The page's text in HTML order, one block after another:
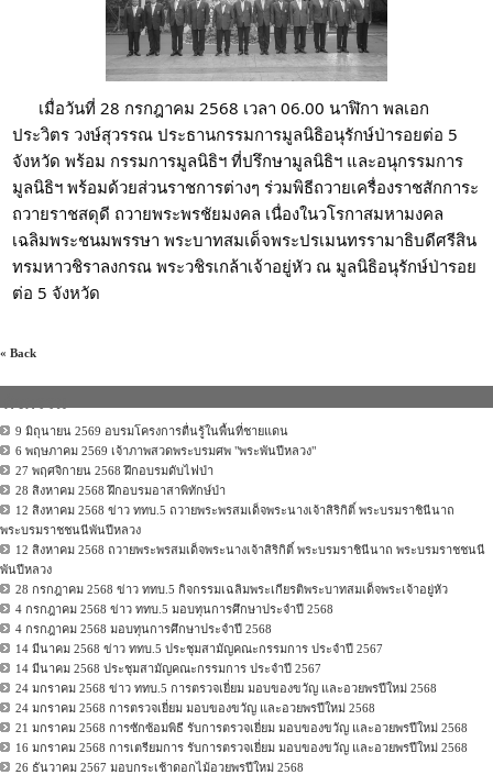
เมื่อวันที่ 28 กรกฎาคม 2568 เวลา 06.00 นาฬิกา พลเอก
ประวิตร วงษ์สุวรรณ ประธานกรรมการมูลนิธิอนุรักษ์ป่ารอยต่อ 5
จังหวัด พร้อม กรรมการมูลนิธิฯ ที่ปรึกษามูลนิธิฯ และอนุกรรมการ
มูลนิธิฯ พร้อมด้วยส่วนราชการต่างๆ ร่วมพิธีถวายเครื่องราชสักการะ
ถวายราชสดุดี ถวายพระพรชัยมงคล เนื่องในวโรกาสมหามงคล
เฉลิมพระชนมพรรษา พระบาทสมเด็จพระปรเมนทรรามาธิบดีศรีสิน
ทรมหาวชิราลงกรณ พระวชิรเกล้าเจ้าอยู่หัว ณ มูลนิธิอนุรักษ์ป่ารอย
ต่อ 5 จังหวัด
« Back
9 มิถุนายน 2569 อบรมโครงการตื่นรู้ในพื้นที่ชายแดน
6 พฤษภาคม 2569 เจ้าภาพสวดพระบรมศพ "พระพันปีหลวง"
27 พฤศจิกายน 2568 ฝึกอบรมดับไฟป่า
28 สิงหาคม 2568 ฝึกอบรมอาสาพิทักษ์ป่า
12 สิงหาคม 2568 ข่าว ททบ.5 ถวายพระพรสมเด็จพระนางเจ้าสิริกิติ์ พระบรมราชินีนาถ
พระบรมราชชนนีพันปีหลวง
12 สิงหาคม 2568 ถวายพระพรสมเด็จพระนางเจ้าสิริกิติ์ พระบรมราชินีนาถ พระบรมราชชนนี
พันปีหลวง
28 กรกฎาคม 2568 ข่าว ททบ.5 กิจกรรมเฉลิมพระเกียรติพระบาทสมเด็จพระเจ้าอยู่หัว
4 กรกฎาคม 2568 ข่าว ททบ.5 มอบทุนการศึกษาประจำปี 2568
4 กรกฎาคม 2568 มอบทุนการศึกษาประจำปี 2568
14 มีนาคม 2568 ข่าว ททบ.5 ประชุมสามัญคณะกรรมการ ประจำปี 2567
14 มีนาคม 2568 ประชุมสามัญคณะกรรมการ ประจำปี 2567
24 มกราคม 2568 ข่าว ททบ.5 การตรวจเยี่ยม มอบของขวัญ และอวยพรปีใหม่ 2568
24 มกราคม 2568 การตรวจเยี่ยม มอบของขวัญ และอวยพรปีใหม่ 2568
21 มกราคม 2568 การซักซ้อมพิธี รับการตรวจเยี่ยม มอบของขวัญ และอวยพรปีใหม่ 2568
16 มกราคม 2568 การเตรียมการ รับการตรวจเยี่ยม มอบของขวัญ และอวยพรปีใหม่ 2568
26 ธันวาคม 2567 มอบกระเช้าดอกไม้อวยพรปีใหม่ 2568